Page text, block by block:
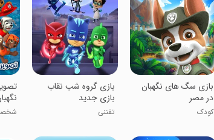
‏بازی سگ های نگهبان
در مصر
کودک
بازی گروه شب نقاب
بازی جدید
تفننی